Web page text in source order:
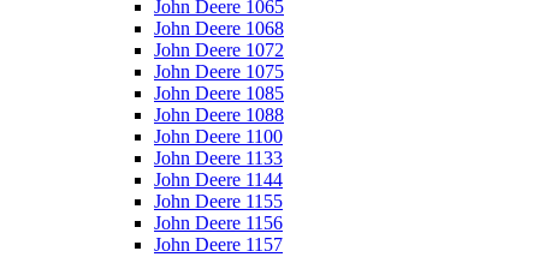
John Deere 1065
John Deere 1068
John Deere 1072
John Deere 1075
John Deere 1085
John Deere 1088
John Deere 1100
John Deere 1133
John Deere 1144
John Deere 1155
John Deere 1156
John Deere 1157